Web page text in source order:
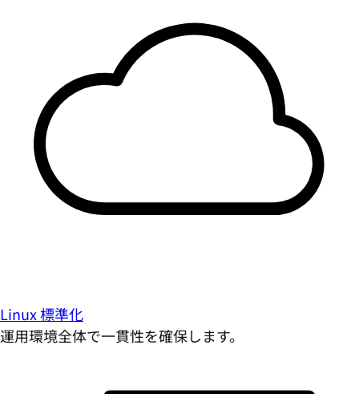
Linux 標準化
運用環境全体で一貫性を確保します。